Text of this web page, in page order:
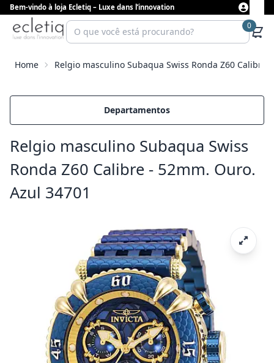
Bem-vindo à loja Ecletiq – Luxe dans l’innovation
0
Home Relgio masculino Subaqua Swiss Ronda Z60 Calibre
Departamentos
Relgio masculino Subaqua Swiss
Ronda Z60 Calibre - 52mm. Ouro.
Azul 34701